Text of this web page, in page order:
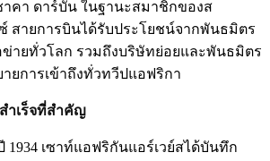
คา ดาร์บัน ในฐานะสมาชิกของส
สายการบินได้รับประโยชน์จากพันธมิตร
ข่ายทั่วโลก รวมถึงบริษัทย่อยและพันธมิตร
ยการเข้าถึงทั่วทวีปแอฟริกา
ำเร็จที่สำคัญ
1934 เซาท์แอฟริกันแอร์เวย์สได้บันทึก